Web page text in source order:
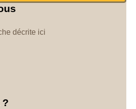
décrite ici
?